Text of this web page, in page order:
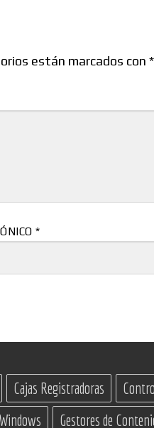
están marcados con *
*
Cajas Registradoras
Gestores de